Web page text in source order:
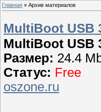
Главная » Архив материалов
MultiBoot USB
MultiBoot USB
Размер: 24.4
Статус: Free
oszone.ru